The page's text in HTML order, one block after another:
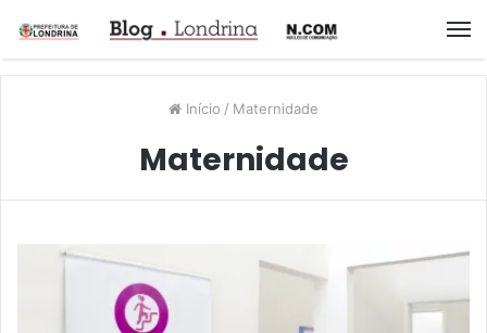
Início / Maternidade
Maternidade